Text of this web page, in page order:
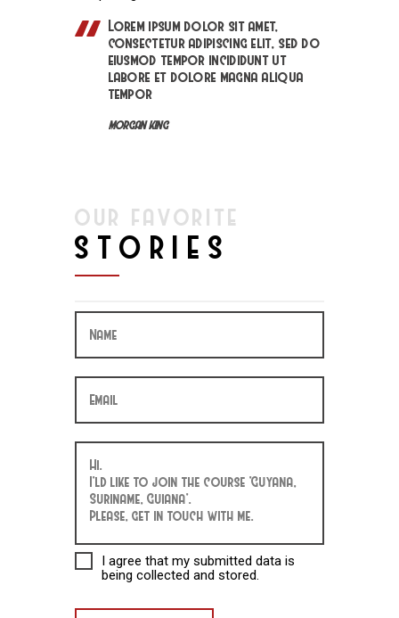
Lorem ipsum dolor sit amet,
consectetur adipiscing elit, sed do
eiusmod tempor incididunt ut
labore et dolore magna aliqua
tempor
MORGAN KING
OUR FAVORITE
STORIES
I agree that my submitted data is
being collected and stored.